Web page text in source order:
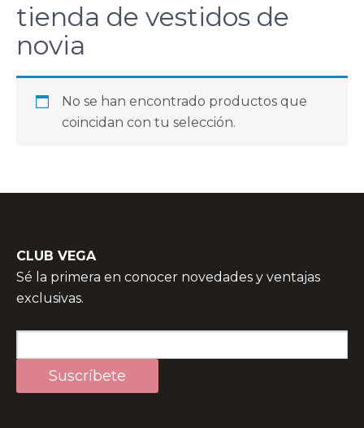
tienda de vestidos de
novia
No se han encontrado productos que
coincidan con tu selección.
CLUB VEGA
Sé la primera en conocer novedades y ventajas
exclusivas.